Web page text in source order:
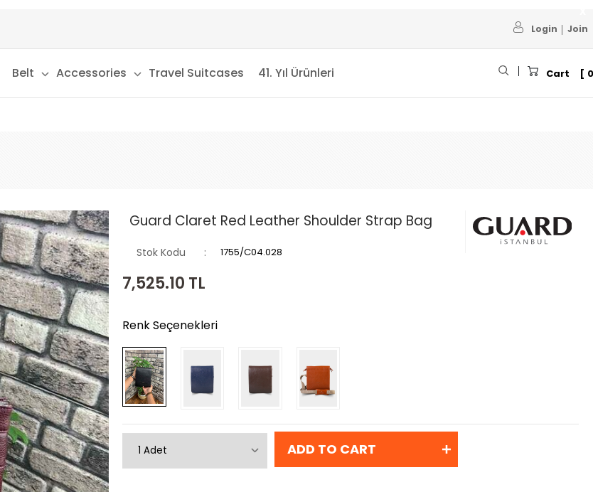
Login Join
Belt Accessories Travel Suitcases 41. Yıl Ürünleri Cart 0
Guard Claret Red Leather Shoulder Strap Bag
Stok Kodu 1755/C04.028
7,525.10 TL
Renk Seçenekleri
ADD TO CART